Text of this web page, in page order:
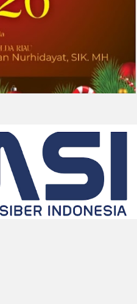
Mengapresiasi Mitra
Tahunan
Illinois, Aug. 01, 2026
-- Univar Solutions LLC
atau “Perusahaan”),
global terkemuka bagi